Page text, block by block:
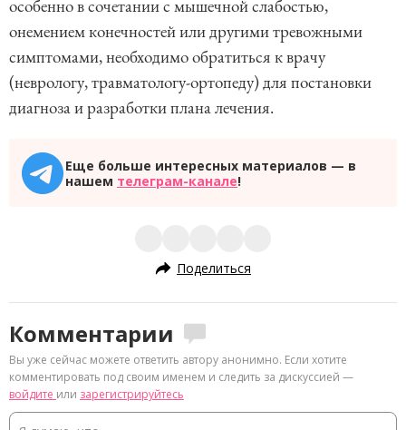
особенно в сочетании с мышечной слабостью,
онемением конечностей или другими тревожными
симптомами, необходимо обратиться к врачу
(неврологу, травматологу-ортопеду) для постановки
диагноза и разработки плана лечения.
Еще больше интересных материалов — в
нашем телеграм-канале!
Поделиться
Комментарии
Вы уже сейчас можете ответить автору анонимно. Если хотите
комментировать под своим именем и следить за дискуссией —
войдите или зарегистрируйтесь